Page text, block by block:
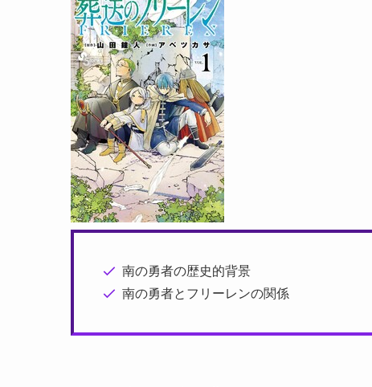
南の勇者の歴史的背景
南の勇者とフリーレンの関係